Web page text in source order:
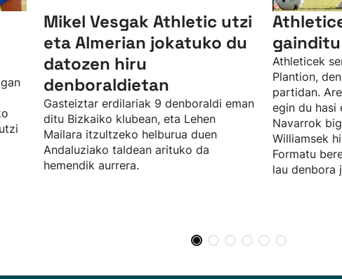
Mikel Vesgak Athletic utzi
eta Almerian jokatuko du
datozen hiru
denboraldietan
Gasteiztar erdilariak 9 denboraldi eman
ditu Bizkaiko klubean, eta Lehen
Mailara itzultzeko helburua duen
Andaluziako taldean arituko da
hemendik aurrera.
Athleticek
Plantion,
partidan.
egin du hasi
Navarrok
Williamsek
Formatu
lau denbora